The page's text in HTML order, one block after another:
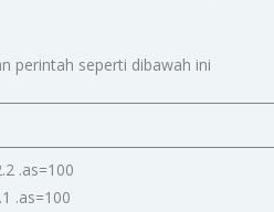
perintah seperti dibawah ini
.as=100
.as=100